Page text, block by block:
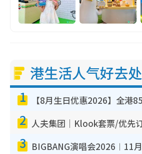
港生活人气好去处
1
2
3